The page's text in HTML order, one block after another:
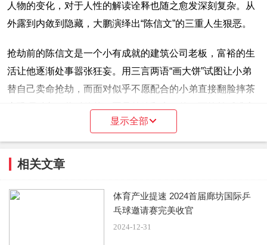
人物的变化，对于人性的解读诠释也随之愈发深刻复杂。从
外露到内敛到隐藏，大鹏演绎出“陈信文”的三重人生狠恶。
抢劫前的陈信文是一个小有成就的建筑公司老板，富裕的生
活让他逐渐处事嚣张狂妄。用三言两语“画大饼”试图让小弟
替自己卖命抢劫，而面对似乎不愿配合的小弟直接翻脸摔茶
的陈信文辗转各处身处绝境，这时他的狠恶则更直接，因为
这时他只能亲自动手谋取利益，毫不犹豫地用他人的性命作
为自己逃亡的筹码。
经历了21年的藏匿后，身处中年的陈信文已经摇身一变成为
边境小城的瓷砖店老板，样貌和心境都与以往大相径庭，甚
显示全部
相关文章
体育产业提速 2024首届廊坊国际乒
乓球邀请赛完美收官
2024-12-31